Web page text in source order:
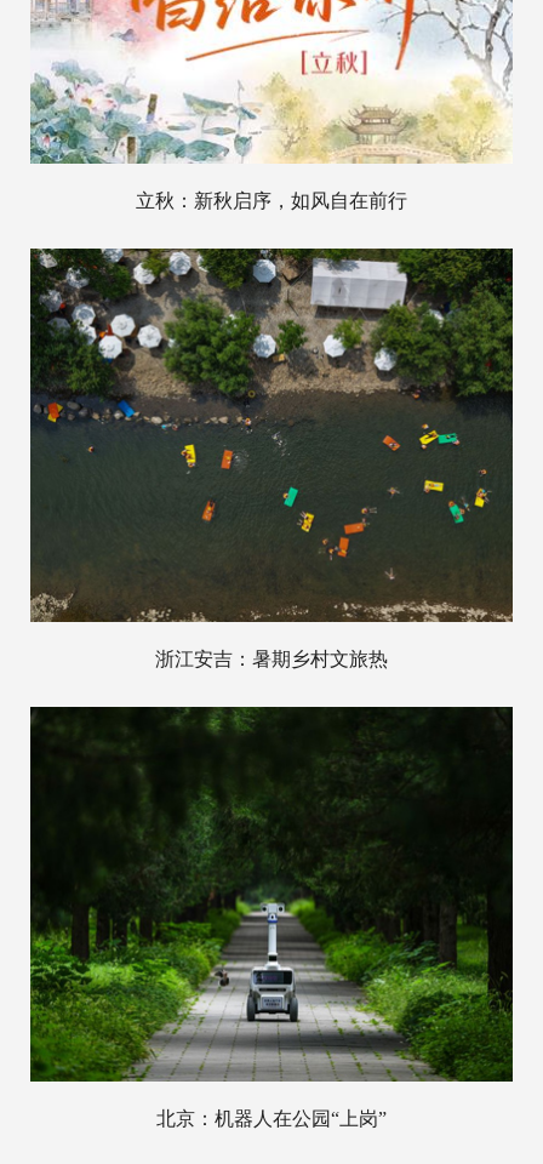
立秋：新秋启序，如风自在前行
浙江安吉：暑期乡村文旅热
北京：机器人在公园“上岗”